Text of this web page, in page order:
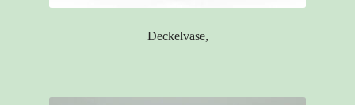
Deckelvase,